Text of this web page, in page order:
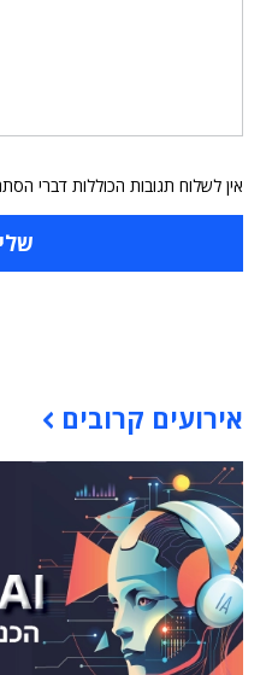
אין לשלוח תגובות הכוללות דברי
אירועים קרובים